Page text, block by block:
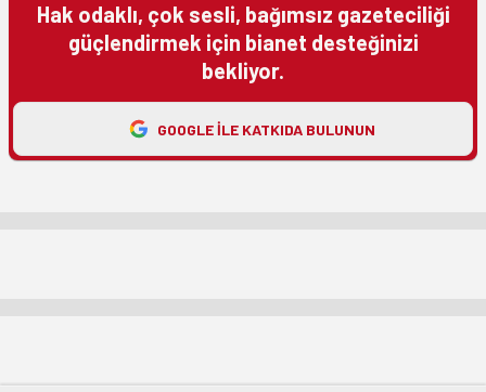
Hak odaklı, çok sesli, bağımsız gazeteciliği
güçlendirmek için bianet desteğinizi
bekliyor.
GOOGLE ILE KATKIDA BULUNUN